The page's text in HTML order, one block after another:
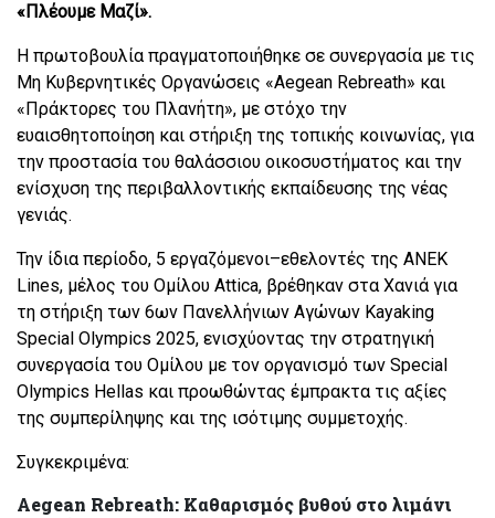
«Πλέουμε Μαζί».
Η πρωτοβουλία πραγματοποιήθηκε σε συνεργασία με τις
Μη Κυβερνητικές Οργανώσεις «Aegean Rebreath» και
«Πράκτορες του Πλανήτη», με στόχο την
ευαισθητοποίηση και στήριξη της τοπικής κοινωνίας, για
την προστασία του θαλάσσιου οικοσυστήματος και την
ενίσχυση της περιβαλλοντικής εκπαίδευσης της νέας
γενιάς.
Την ίδια περίοδο, 5 εργαζόμενοι–εθελοντές της ANEK
Lines, μέλος του Ομίλου Attica, βρέθηκαν στα Χανιά για
τη στήριξη των 6ων Πανελλήνιων Αγώνων Kayaking
Special Olympics 2025, ενισχύοντας την στρατηγική
συνεργασία του Ομίλου με τον οργανισμό των Special
Olympics Hellas και προωθώντας έμπρακτα τις αξίες
της συμπερίληψης και της ισότιμης συμμετοχής.
Συγκεκριμένα:
Aegean Rebreath: Καθαρισμός βυθού στο λιμάνι